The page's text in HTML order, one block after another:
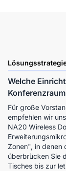
Welche
Für große
empfehlen wir
NA20 Wireless
Zonen", in denen
überbrücken Sie
Tisches bis zur